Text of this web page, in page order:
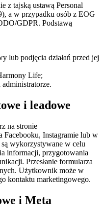
z tajską ustawą Personal
a w przypadku osób z EOG
GDPR. Podstawą
lub podjęcia działań przed jej
Life;
i leadowe
na stronie
Instagramie lub w
wykorzystywane w celu
informacji, przygotowania
Przesłanie formularza
Użytkownik może w
kontaktu marketingowego.
i Meta